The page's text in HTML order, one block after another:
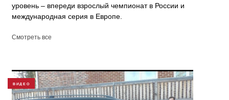
уровень – впереди взрослый чемпионат в России и
международная серия в Европе.
Смотреть все
ВИДЕО